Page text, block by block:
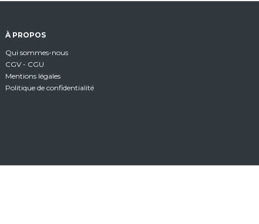
À PROPOS
Qui sommes-nous
CGV - CGU
Mentions légales
Politique de confidentialité